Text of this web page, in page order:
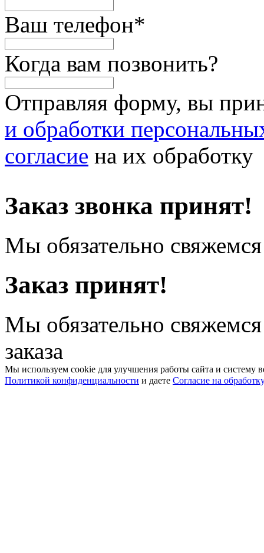
Ваш телефон*
Когда вам позвонить?
Отправляя форму, вы
и обработки
согласие на их обработку
Заказ звонка принят!
Мы обязательно
Заказ принят!
Мы обязательно
заказа
Мы используем cookie для улучшения работы сайта и систему
Политикой конфиденциальности и даете Согласие на